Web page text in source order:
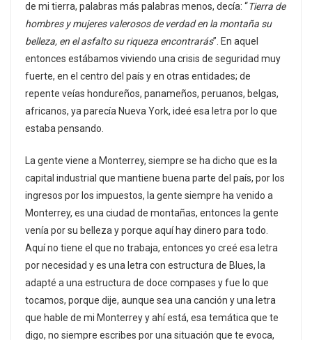
de mi tierra, palabras más palabras menos, decía: “Tierra de
hombres y mujeres valerosos de verdad en la montaña su
belleza, en el asfalto su riqueza encontrarás”. En aquel
entonces estábamos viviendo una crisis de seguridad muy
fuerte, en el centro del país y en otras entidades; de
repente veías hondureños, panameños, peruanos, belgas,
africanos, ya parecía Nueva York, ideé esa letra por lo que
estaba pensando.
La gente viene a Monterrey, siempre se ha dicho que es la
capital industrial que mantiene buena parte del país, por los
ingresos por los impuestos, la gente siempre ha venido a
Monterrey, es una ciudad de montañas, entonces la gente
venía por su belleza y porque aquí hay dinero para todo.
Aquí no tiene el que no trabaja, entonces yo creé esa letra
por necesidad y es una letra con estructura de Blues, la
adapté a una estructura de doce compases y fue lo que
tocamos, porque dije, aunque sea una canción y una letra
que hable de mi Monterrey y ahí está, esa temática que te
digo, no siempre escribes por una situación que te evoca,